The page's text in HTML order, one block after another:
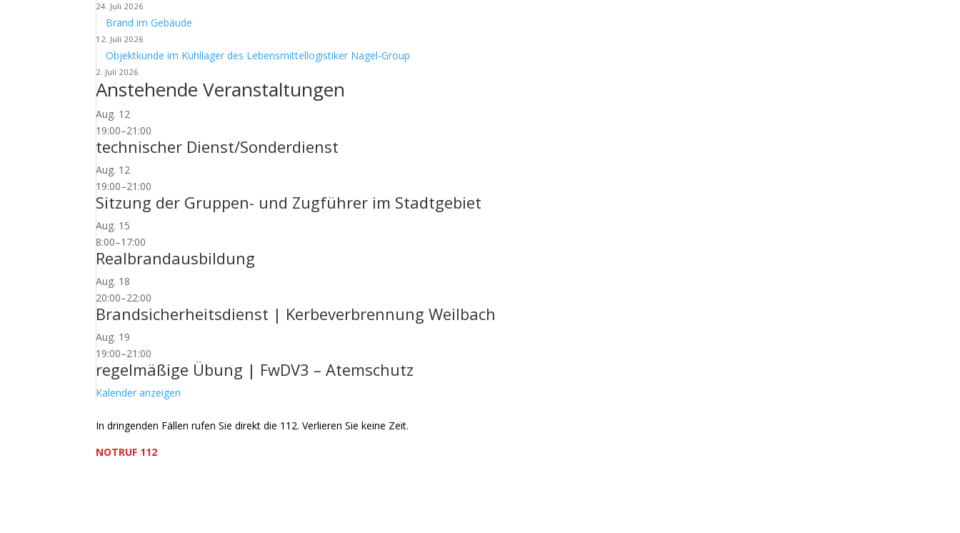
24. Juli 2026
Brand im Gebäude
12. Juli 2026
Objektkunde im Kühllager des Lebensmittellogistiker Nagel-Group
2. Juli 2026
Anstehende Veranstaltungen
Aug. 12
19:00–21:00
technischer Dienst/Sonderdienst
Aug. 12
19:00–21:00
Sitzung der Gruppen- und Zugführer im Stadtgebiet
Aug. 15
8:00–17:00
Realbrandausbildung
Aug. 18
20:00–22:00
Brandsicherheitsdienst | Kerbeverbrennung Weilbach
Aug. 19
19:00–21:00
regelmäßige Übung | FwDV3 – Atemschutz
Kalender anzeigen
In dringenden Fällen rufen Sie direkt die 112. Verlieren Sie keine Zeit.
NOTRUF 112